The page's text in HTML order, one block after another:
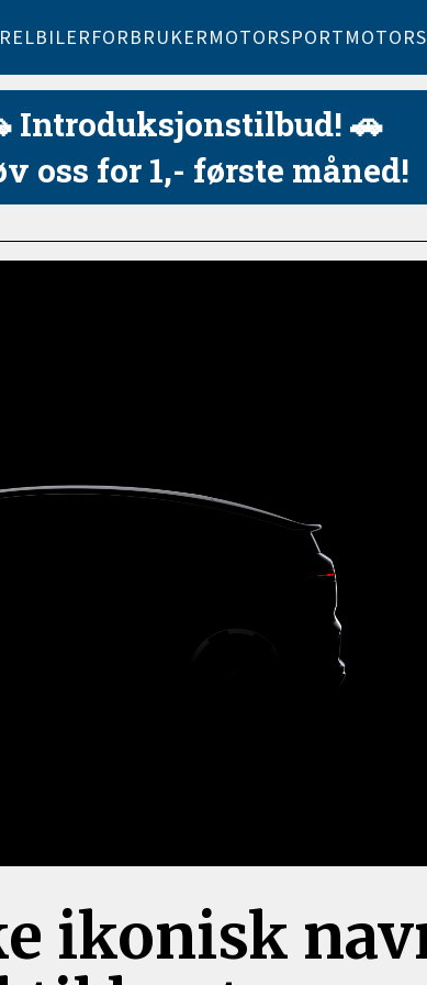
ELBILERFORBRUKERMOTORSPORT
Introduksjonstilbud! 🚗
oss for 1,- første måned!
ikonisk